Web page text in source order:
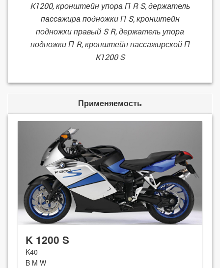
K1200, кронштейн упора П R S, держатель
пассажира подножки П S, кронштейн
подножки правый S R, держатель упора
подножки П R, кронштейн пассажирской П
K1200 S
Применяемость
K 1200 S
K40
B M W